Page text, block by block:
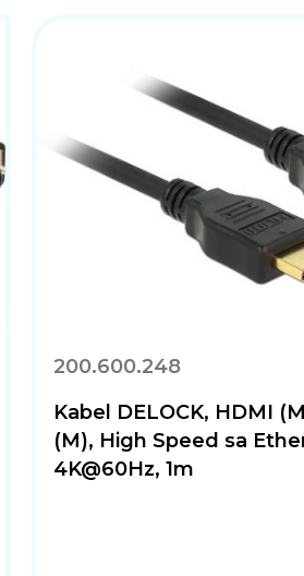
200.600.248
Kabel DELOCK, HDMI
(M), High Speed sa
4K@60Hz, 1m